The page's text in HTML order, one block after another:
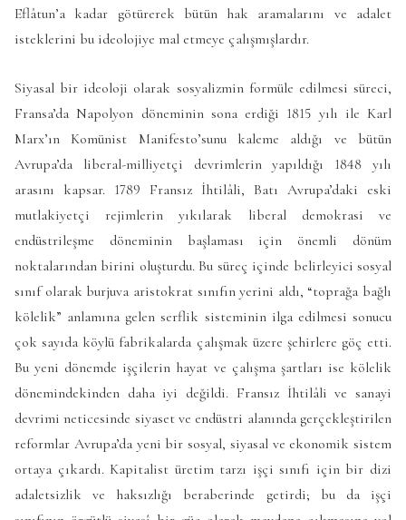
Eflâtun’a kadar götürerek bütün hak aramalarını ve adalet
isteklerini bu ideolojiye mal etmeye çalışmışlardır.
Siyasal bir ideoloji olarak sosyalizmin formüle edilmesi süreci,
Fransa’da Napolyon döneminin sona erdiği 1815 yılı ile Karl
Marx’ın Komünist Manifesto’sunu kaleme aldığı ve bütün
Avrupa’da liberal-milliyetçi devrimlerin yapıldığı 1848 yılı
arasını kapsar. 1789 Fransız İhtilâli, Batı Avrupa’daki eski
mutlakiyetçi rejimlerin yıkılarak liberal demokrasi ve
endüstrileşme döneminin başlaması için önemli dönüm
noktalarından birini oluşturdu. Bu süreç içinde belirleyici sosyal
sınıf olarak burjuva aristokrat sınıfın yerini aldı, “toprağa bağlı
kölelik” anlamına gelen serflik sisteminin ilga edilmesi sonucu
çok sayıda köylü fabrikalarda çalışmak üzere şehirlere göç etti.
Bu yeni dönemde işçilerin hayat ve çalışma şartları ise kölelik
dönemindekinden daha iyi değildi. Fransız İhtilâli ve sanayi
devrimi neticesinde siyaset ve endüstri alanında gerçekleştirilen
reformlar Avrupa’da yeni bir sosyal, siyasal ve ekonomik sistem
ortaya çıkardı. Kapitalist üretim tarzı işçi sınıfı için bir dizi
adaletsizlik ve haksızlığı beraberinde getirdi; bu da işçi